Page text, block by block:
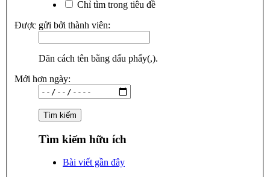
Chỉ tìm trong tiêu đề
Được gửi bởi thành viên:
Dãn cách tên bằng dấu phẩy(,).
Mới hơn ngày:
Tìm kiếm hữu ích
Bài viết gần đây